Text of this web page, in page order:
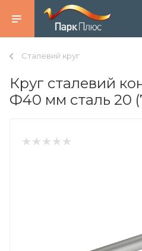
Сталевий круг
Круг сталевий
Ф40 мм сталь 20